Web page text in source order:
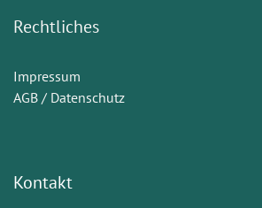
Rechtliches
Impressum
AGB / Datenschutz
Kontakt